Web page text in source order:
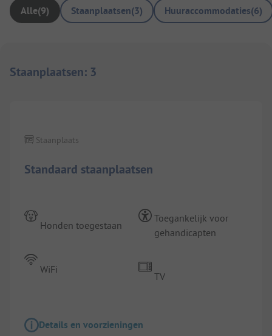
Alle(9) Staanplaatsen(3) Huuraccommodaties(6)
Staanplaatsen: 3
Standaard staanplaatsen
Staanplaats
Honden toegestaan
WiFi
Toegankelijk voor
gehandicapten
TV
Details en voorzieningen